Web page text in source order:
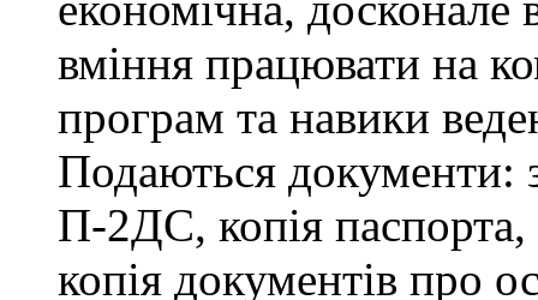
вміння працювати на
програм та навики
Подаються документи:
П-2ДС, копія
копія документів про